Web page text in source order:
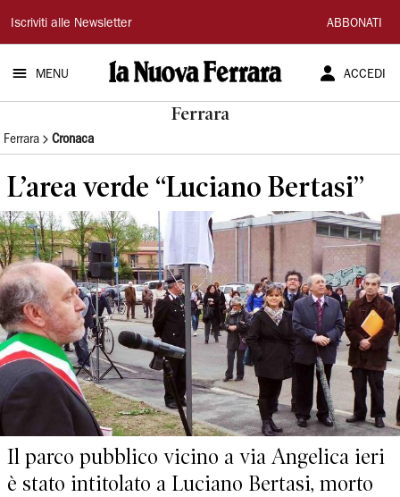
La
Nuova
Ferrara
Iscriviti alle Newsletter ABBONATI
MENU ACCEDI
Ferrara
Ferrara Cronaca
L’area verde “Luciano Bertasi”
Il parco pubblico vicino a via Angelica ieri
è stato intitolato a Luciano Bertasi, morto